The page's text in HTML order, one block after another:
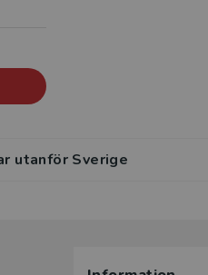
utanför Sverige